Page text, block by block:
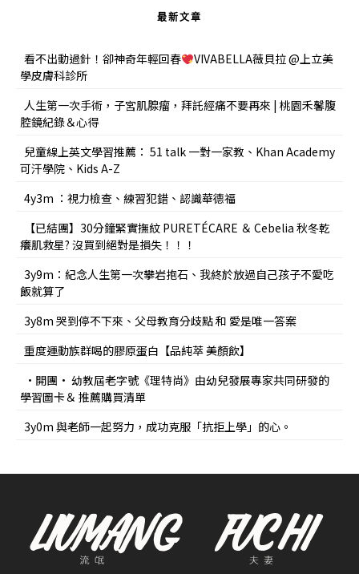
最新文章
看不出動過針！卻神奇年輕回春
VIVABELLA薇貝拉 @上立美
學皮膚科診所
人生第一次手術，子宮肌腺瘤，拜託經痛不要再來 | 桃園禾馨腹
腔鏡紀錄＆心得
兒童線上英文學習推薦： 51 talk 一對一家教、Khan Academy
可汗學院、Kids A-Z
4y3m ：視力檢查、練習犯錯、認識華德福
【已結團】30分鐘緊實撫紋 PURETÉCARE ＆ Cebelia 秋冬乾
癢肌救星? 沒買到絕對是損失！！！
3y9m：紀念人生第一次攀岩抱石、我終於放過自己孩子不愛吃
飯就算了
3y8m 哭到停不下來、父母教育分歧點 和 愛是唯一答案
重度運動族群喝的膠原蛋白【品純萃 美顏飲】
•開團• 幼教屆老字號《理特尚》由幼兒發展專家共同研發的
學習圖卡＆ 推薦購買清單
3y0m 與老師一起努力，成功克服「抗拒上學」的心。